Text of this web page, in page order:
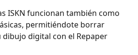
ISKN funcionan también como
permitiéndote borrar
digital con el Repaper